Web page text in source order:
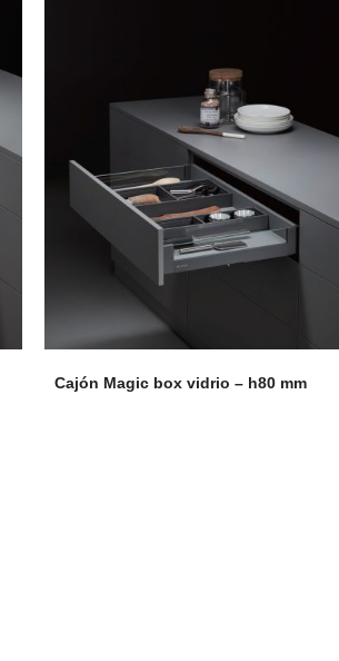
EcoLeather
Cajón Magic box vidrio – h80 mm